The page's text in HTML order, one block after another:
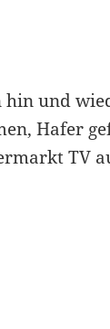
hin und
Hafer
TV